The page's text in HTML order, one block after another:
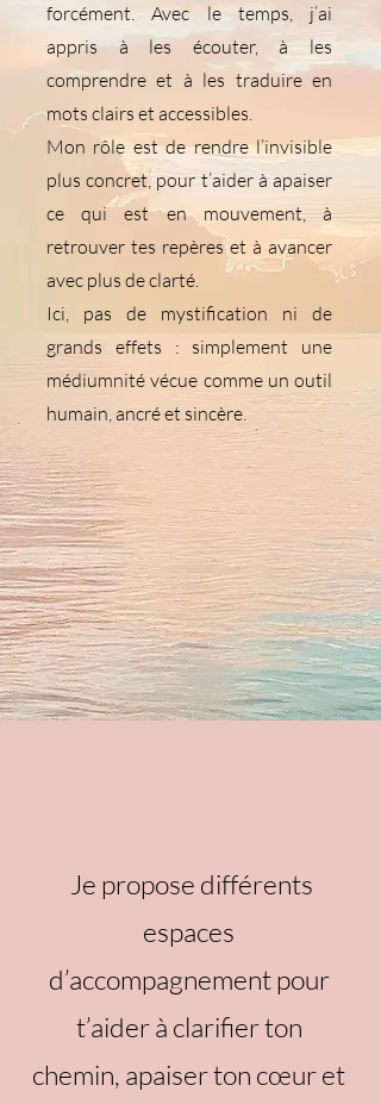
forcément. Avec le temps, j’ai
appris à les écouter, à les
comprendre et à les traduire en
mots clairs et accessibles.
Mon rôle est de rendre l’invisible
plus concret, pour t’aider à apaiser
ce qui est en mouvement, à
retrouver tes repères et à avancer
avec plus de clarté.
Ici, pas de mystification ni de
grands effets : simplement une
médiumnité vécue comme un outil
humain, ancré et sincère.
Je propose différents
espaces
d’accompagnement pour
t’aider à clarifier ton
chemin, apaiser ton cœur et